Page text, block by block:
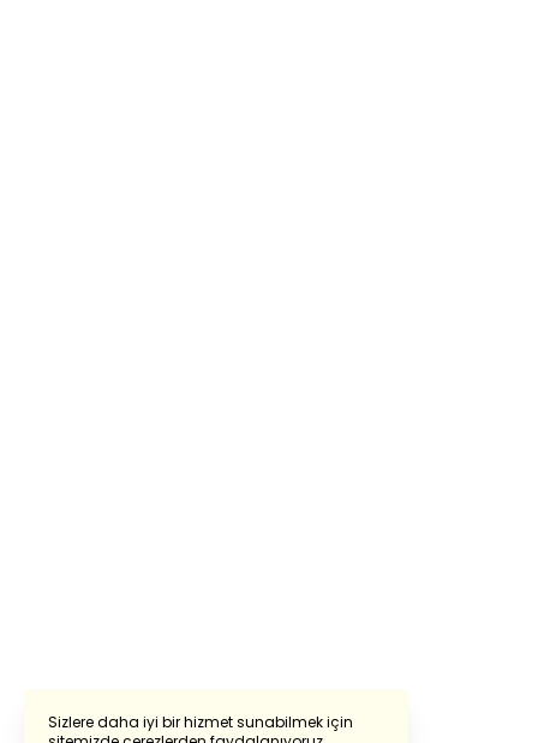
Sizlere daha iyi bir hizmet sunabilmek için